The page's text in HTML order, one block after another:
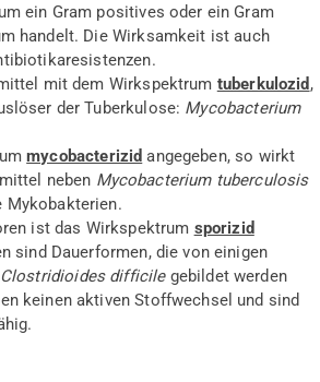
ein Gram positives oder ein Gram
handelt. Die Wirksamkeit ist auch
mit dem Wirkspektrum tuberkulozid ,
der Tuberkulose: Mycobacterium
mycobacterizid angegeben, so wirkt
neben Mycobacterium tuberculosis
Mykobakterien.
ist das Wirkspektrum sporizid
sind Dauerformen, die von einigen
Clostridioides difficilegebildet werden
keinen aktiven Stoffwechsel und sind